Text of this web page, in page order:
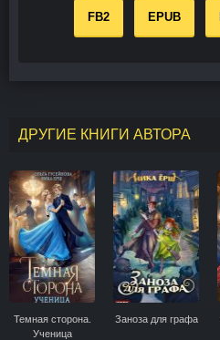
FB2 EPUB
ДРУГИЕ КНИГИ АВТОРА
Темная сторона.
Ученица
Заноза для графа